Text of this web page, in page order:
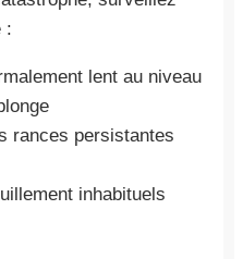
:
lent au niveau
rances persistantes
inhabituels